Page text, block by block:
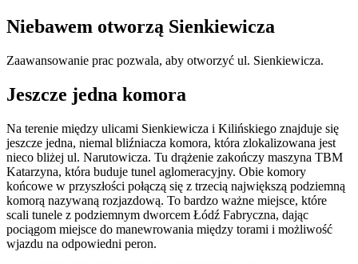
Niebawem otworzą Sienkiewicza
Zaawansowanie prac pozwala, aby otworzyć ul. Sienkiewicza.
Jeszcze jedna komora
Na terenie między ulicami Sienkiewicza i Kilińskiego znajduje się
jeszcze jedna, niemal bliźniacza komora, która zlokalizowana jest
nieco bliżej ul. Narutowicza. Tu drążenie zakończy maszyna TBM
Katarzyna, która buduje tunel aglomeracyjny. Obie komory
końcowe w przyszłości połączą się z trzecią największą podziemną
komorą nazywaną rozjazdową. To bardzo ważne miejsce, które
scali tunele z podziemnym dworcem Łódź Fabryczna, dając
pociągom miejsce do manewrowania między torami i możliwość
wjazdu na odpowiedni peron.